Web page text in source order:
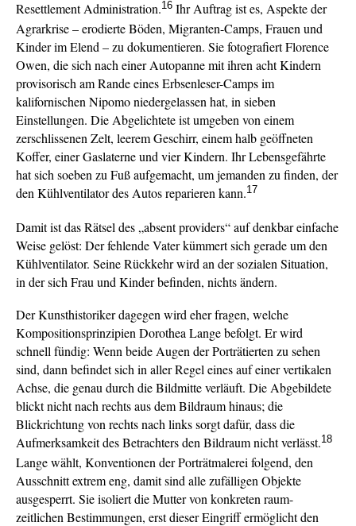
Resettlement Administration.16 Ihr Auftrag ist es, Aspekte der
Agrarkrise – erodierte Böden, Migranten-Camps, Frauen und
Kinder im Elend – zu dokumentieren. Sie fotografiert Florence
Owen, die sich nach einer Autopanne mit ihren acht Kindern
provisorisch am Rande eines Erbsenleser-Camps im
kalifornischen Nipomo niedergelassen hat, in sieben
Einstellungen. Die Abgelichtete ist umgeben von einem
zerschlissenen Zelt, leerem Geschirr, einem halb geöffneten
Koffer, einer Gaslaterne und vier Kindern. Ihr Lebensgefährte
hat sich soeben zu Fuß aufgemacht, um jemanden zu finden, der
den Kühlventilator des Autos reparieren kann.17
Damit ist das Rätsel des „absent providers“ auf denkbar einfache
Weise gelöst: Der fehlende Vater kümmert sich gerade um den
Kühlventilator. Seine Rückkehr wird an der sozialen Situation,
in der sich Frau und Kinder befinden, nichts ändern.
Der Kunsthistoriker dagegen wird eher fragen, welche
Kompositionsprinzipien Dorothea Lange befolgt. Er wird
schnell fündig: Wenn beide Augen der Porträtierten zu sehen
sind, dann befindet sich in aller Regel eines auf einer vertikalen
Achse, die genau durch die Bildmitte verläuft. Die Abgebildete
blickt nicht nach rechts aus dem Bildraum hinaus; die
Blickrichtung von rechts nach links sorgt dafür, dass die
Aufmerksamkeit des Betrachters den Bildraum nicht verlässt.18
Lange wählt, Konventionen der Porträtmalerei folgend, den
Ausschnitt extrem eng, damit sind alle zufälligen Objekte
ausgesperrt. Sie isoliert die Mutter von konkreten raum-
zeitlichen Bestimmungen, erst dieser Eingriff ermöglicht den